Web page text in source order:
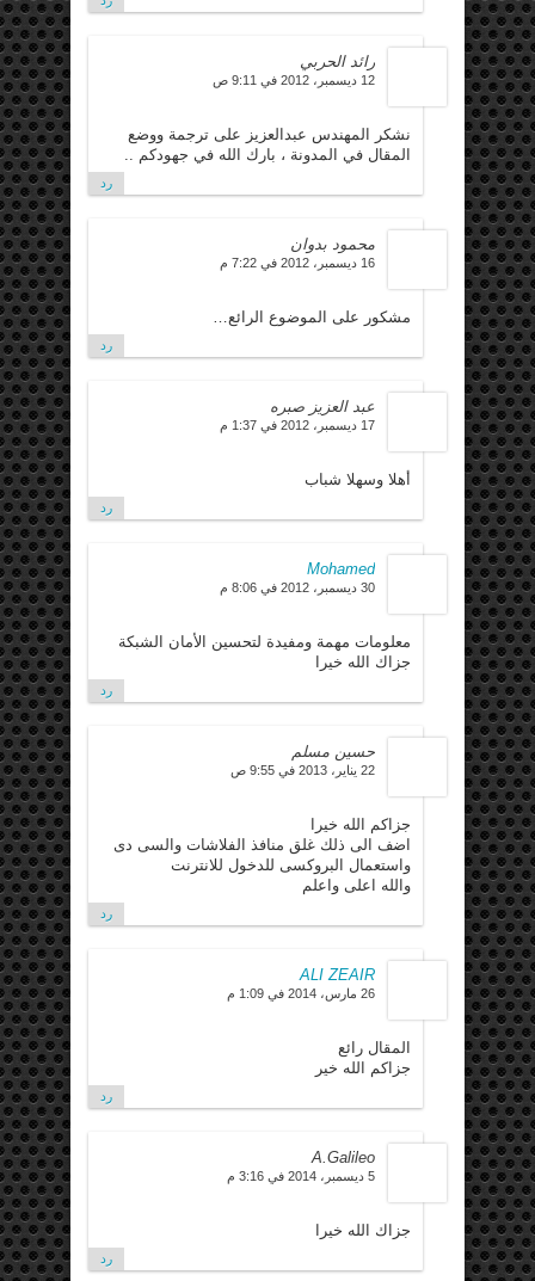
رائد الحربي
12 ديسمبر، 2012 في 9:11 ص
نشكر المهندس عبدالعزيز على ترجمة ووضع
المقال في المدونة ، بارك الله في جهودكم ..
رد
محمود بدوان
16 ديسمبر، 2012 في 7:22 م
مشكور على الموضوع الرائع…
رد
عبد العزيز صبره
17 ديسمبر، 2012 في 1:37 م
أهلا وسهلا شباب
رد
Mohamed
30 ديسمبر، 2012 في 8:06 م
معلومات مهمة ومفيدة لتحسين الأمان الشبكة
جزاك الله خيرا
رد
حسين مسلم
22 يناير، 2013 في 9:55 ص
جزاكم الله خيرا
اضف الى ذلك غلق منافذ الفلاشات والسى دى
واستعمال البروكسى للدخول للانترنت
والله اعلى واعلم
رد
ALI ZEAIR
26 مارس، 2014 في 1:09 م
المقال رائع
جزاكم الله خير
رد
A.Galileo
5 ديسمبر، 2014 في 3:16 م
جزاك الله خيرا
رد